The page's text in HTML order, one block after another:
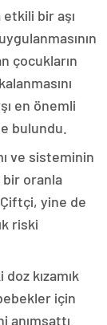
etkili bir aşı
çocukların
en önemli
bulundu.
ve sisteminin
bir oranla
Çiftçi, yine de
riski
kızamık
için